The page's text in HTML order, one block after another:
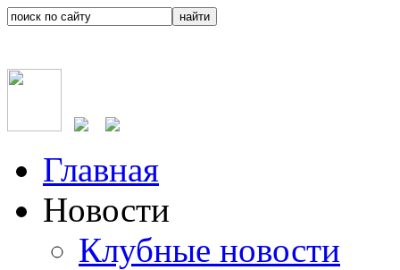
Главная
Новости
Клубные новости